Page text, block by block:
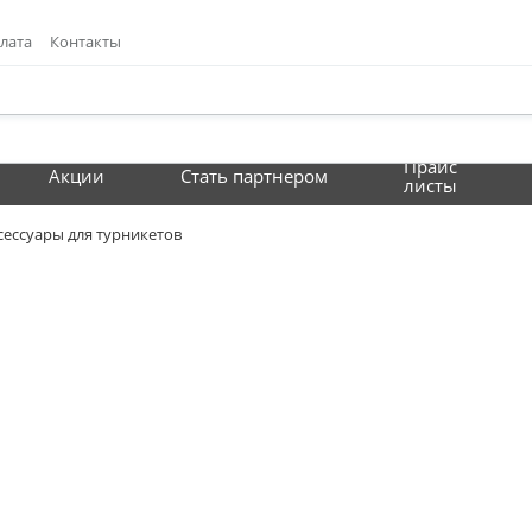
Контакты
Акции Стать партнером
Прайс
листы
для турникетов